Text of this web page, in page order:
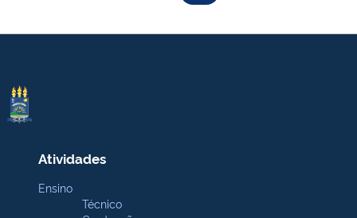
Atividades
Ensino
Técnico